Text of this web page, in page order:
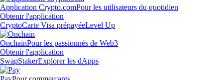
Application Crypto.comPour les utilisateurs du quotidien
Obtenir l'application
CryptoCarte Visa prépayéeLevel Up
OnchainPour les passionnés de Web3
Obtenir l'application
SwapStakerExplorer les dApps